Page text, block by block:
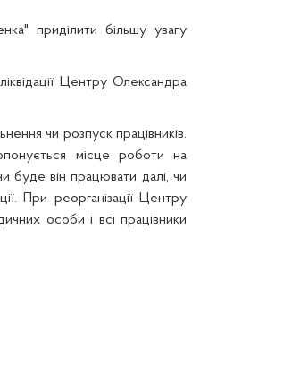
приділити більшу увагу
Центру Олександра
чи розпуск працівників.
місце роботи на
буде він працювати далі, чи
При реорганізації Центру
особи і всі працівники